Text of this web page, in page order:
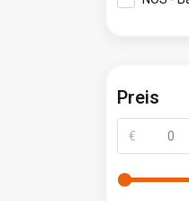
Preis
€